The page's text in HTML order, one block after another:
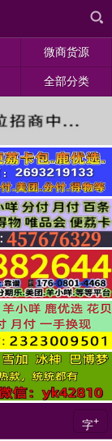
微商货源
全部分类
字+